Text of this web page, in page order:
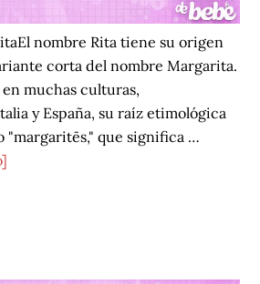
nombre Rita tiene su origen
corta del nombre Margarita.
muchas culturas,
y España, su raíz etimológica
"margaritēs," que significa …